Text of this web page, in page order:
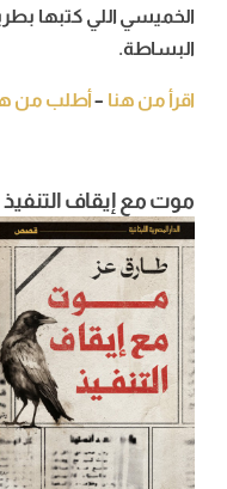
الخميسي اللي كتبها
البساطة.
اقرأ من هنا –أطلب من
موت مع إيقاف التنفيذ